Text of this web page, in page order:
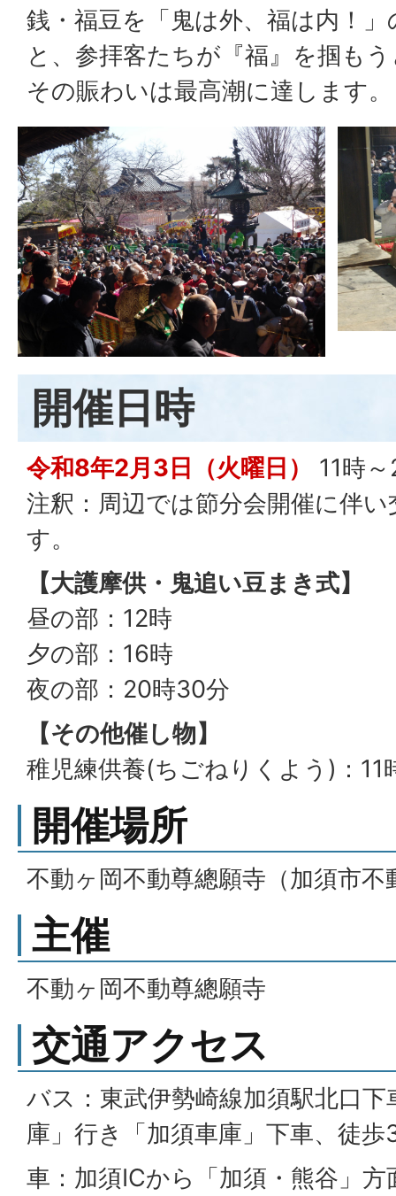
銭・福豆を「鬼は外、福は内！
と、参拝客たちが『福』を掴も
その賑わいは最高潮に達します。
開催日時
令和8年2月3日（火曜日）
11時
注釈：周辺では節分会開催に伴
す。
【大護摩供・鬼追い豆まき式】
昼の部：12時
夕の部：16時
夜の部：20時30分
【その他催し物】
稚児練供養(ちごねりくよう)：11
開催場所
不動ヶ岡不動尊總願寺（加須市
主催
不動ヶ岡不動尊總願寺
交通アクセス
バス：東武伊勢崎線加須駅北口
庫」行き「加須車庫」下車、徒
車：加須ICから「加須・熊谷」